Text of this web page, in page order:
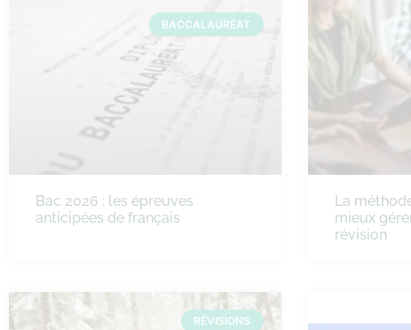
BACCALAURÉAT
Bac 2026 : les épreuves
anticipées de français
La
mieux
révision
RÉVISIONS